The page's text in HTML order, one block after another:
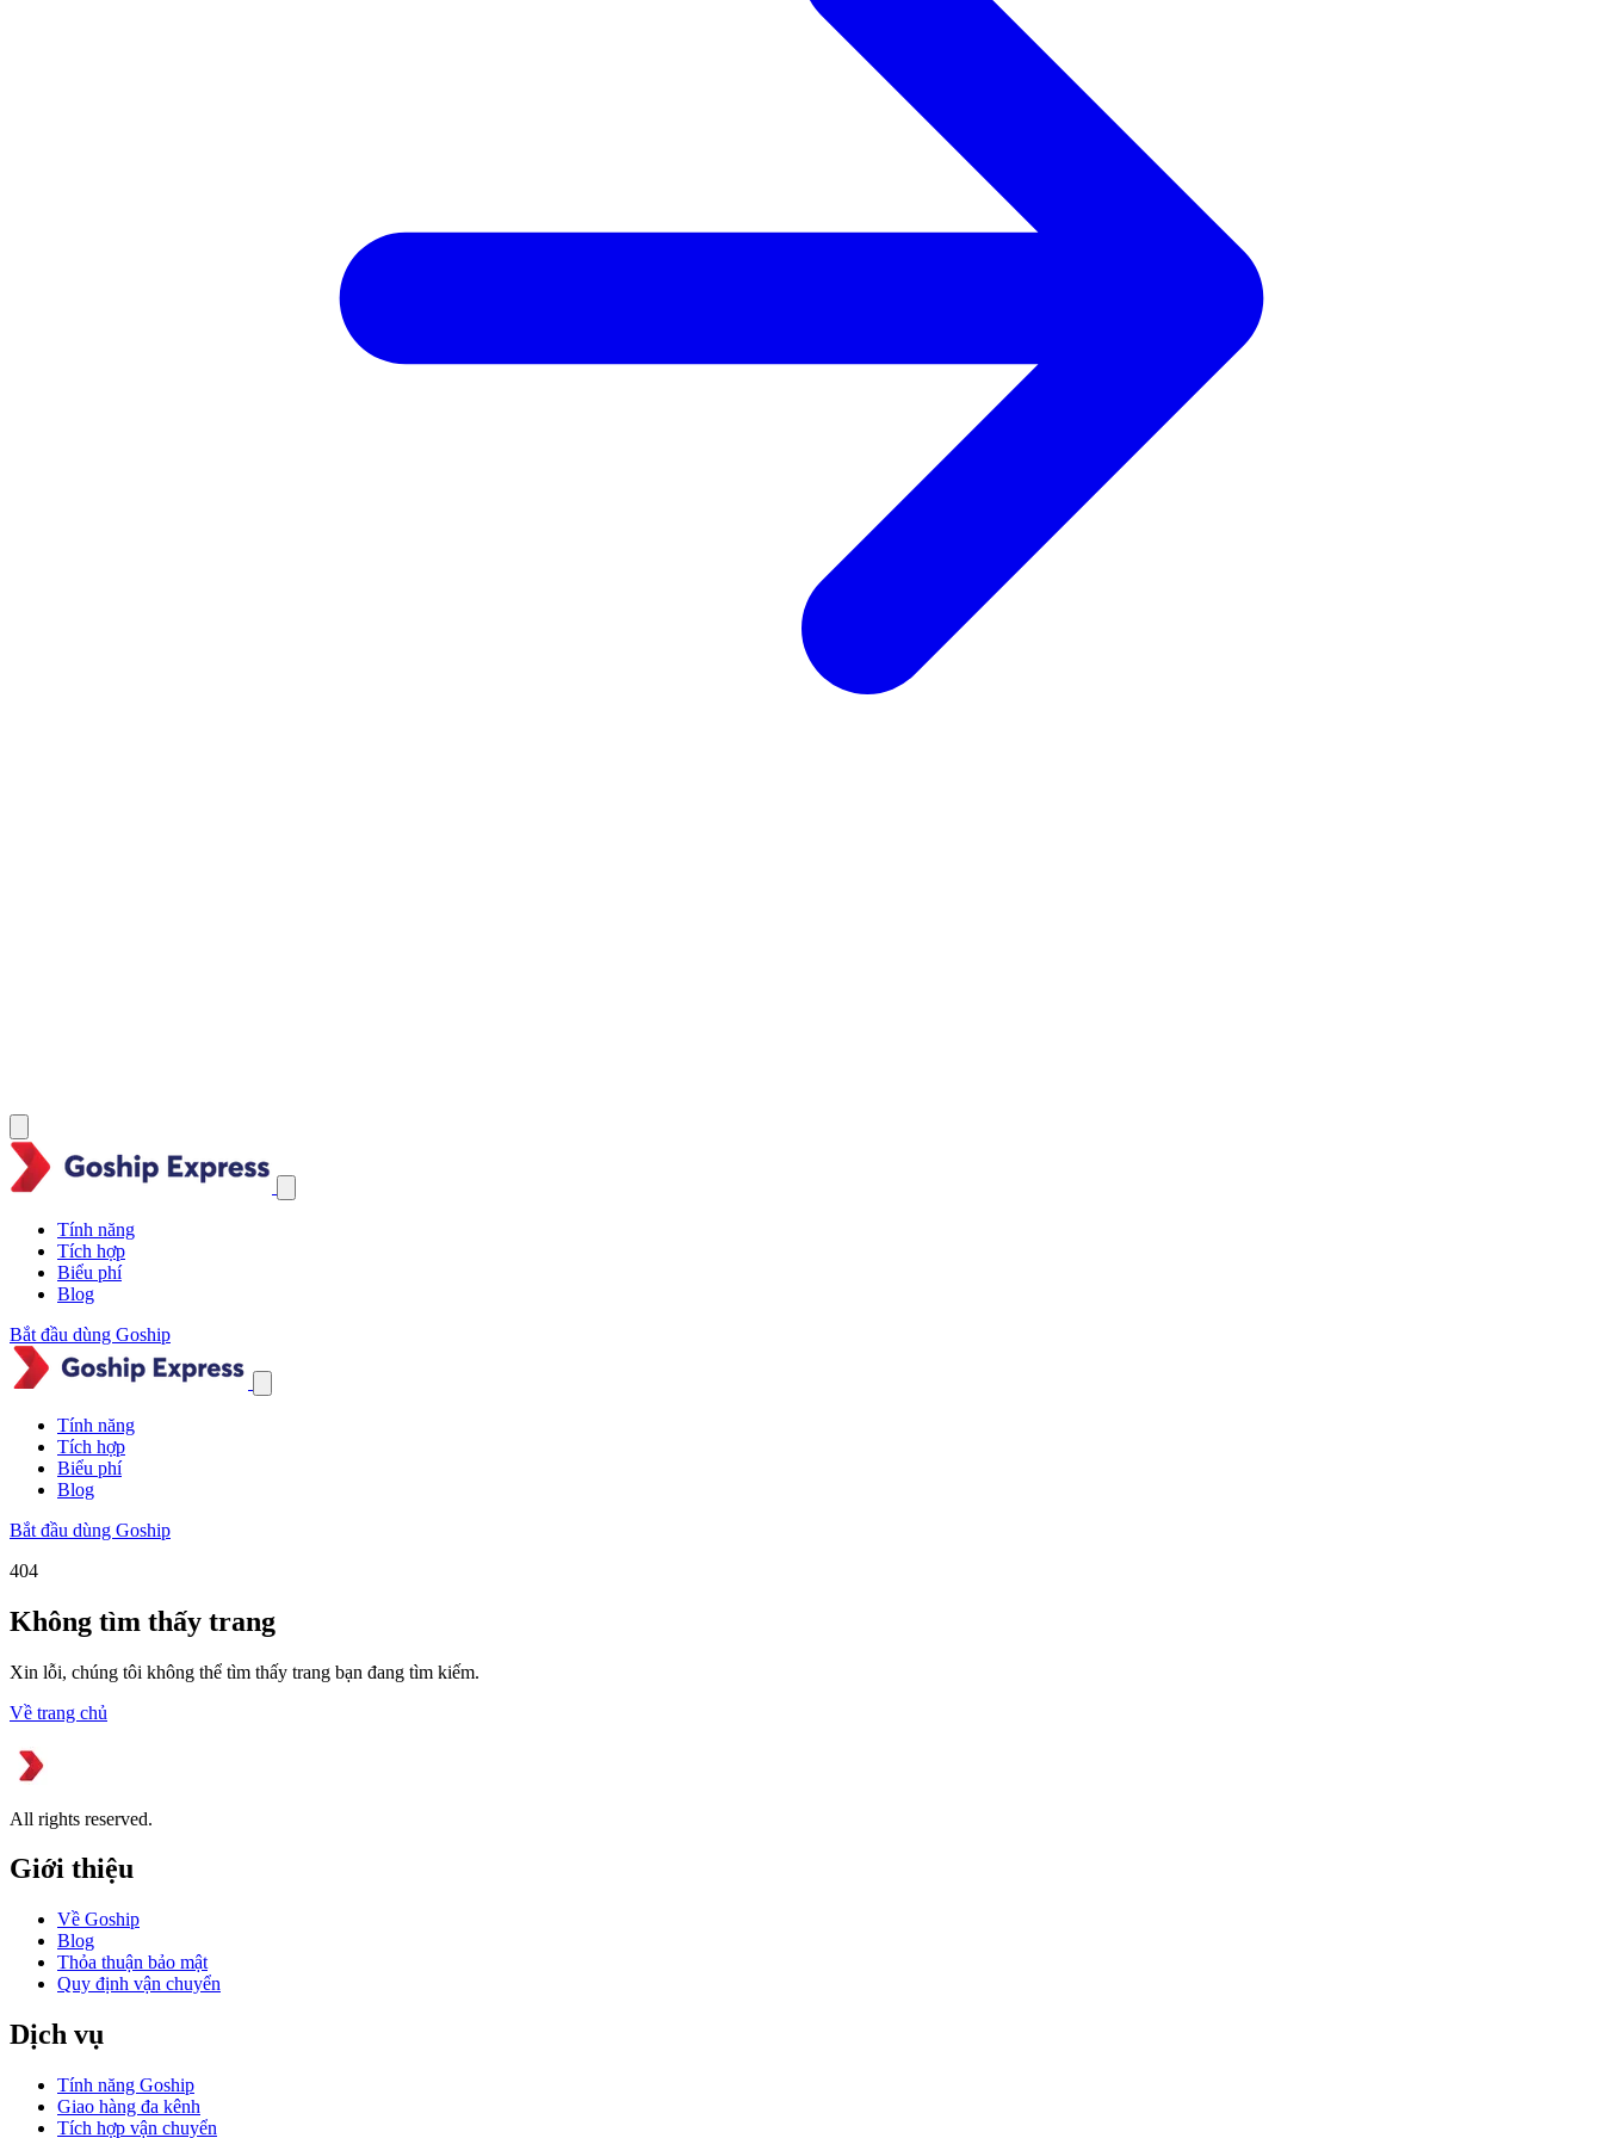
Tính năng
Tích hợp
Biểu phí
Blog
Bắt đầu dùng Goship
Tính năng
Tích hợp
Biểu phí
Blog
Bắt đầu dùng Goship
404
Không tìm thấy trang
Xin lỗi, chúng tôi không thể tìm thấy trang bạn đang tìm kiếm.
Về trang chủ
All rights reserved.
Giới thiệu
Về Goship
Blog
Thỏa thuận bảo mật
Quy định vận chuyển
Dịch vụ
Tính năng Goship
Giao hàng đa kênh
Tích hợp vận chuyển